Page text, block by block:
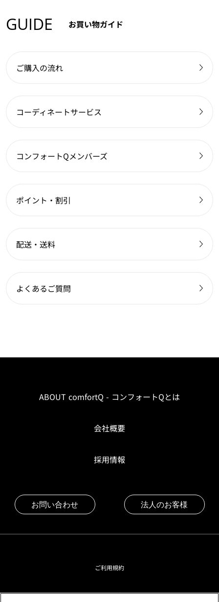
GUIDE お買い物ガイド
ご購入の流れ
コーディネートサービス
コンフォートQメンバーズ
ポイント・割引
配送・送料
よくあるご質問
ABOUT comfortQ - コンフォートQとは
会社概要
採用情報
お問い合わせ 法人のお客様
ご利用規約
プライバシーポリシー